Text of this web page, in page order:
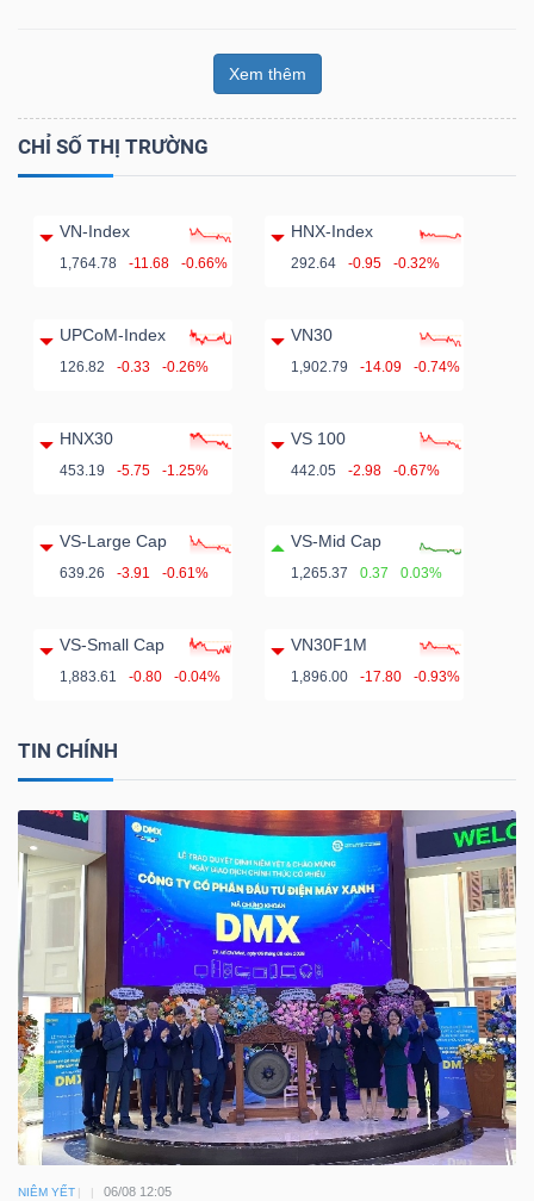
Xem thêm
CHỈ SỐ THỊ TRƯỜNG
VN-Index
1,764.78 -11.68 -0.66%
HNX-Index
292.64 -0.95 -0.32%
UPCoM-Index
126.82 -0.33 -0.26%
VN30
1,902.79 -14.09 -0.74%
HNX30
453.19 -5.75 -1.25%
VS 100
442.05 -2.98 -0.67%
VS-Large Cap
639.26 -3.91 -0.61%
VS-Mid Cap
1,265.37 0.37 0.03%
VS-Small Cap
1,883.61 -0.80 -0.04%
VN30F1M
1,896.00 -17.80 -0.93%
TIN CHÍNH
NIÊM YẾT 06/08 12:05